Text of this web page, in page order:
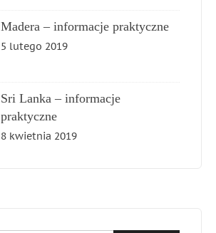
Madera – informacje praktyczne
5 lutego 2019
Sri Lanka – informacje
praktyczne
8 kwietnia 2019